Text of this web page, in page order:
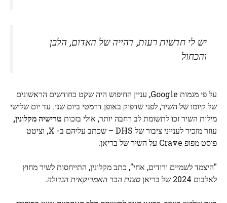
יש לי חדשות רעות, דהייה של האדום, הלבן
והכחול
על פי מגמות Google, עניין החיפוש היה שקט בחודשים הראשונים
של קיומו של השיר, לפני שדפוק באופן דרמטי ביום שני. עד יום שלישי
מילות השיר זכו לתשומת לב רחבה יותר, אולי בזכות טרישיה מקלונין,
עוזר מזכיר לענייני ציבור של DHS – שכתב עליהם ב- X, וציטט
פוסט מפופ Crave על השיר של בריאן.
"היצמד לשמיים ורודים, אחי", כתב מקלונין, התייחסות לשיר מחוץ
לאלבום 2024 של בריאן
סצנת הבר האמריקאית הגדולה.